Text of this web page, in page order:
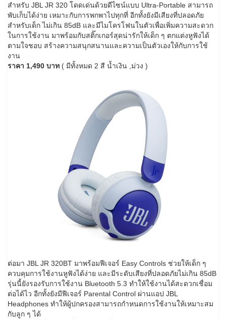
สำหรับ JBL JR 320 โดดเด่นด้วยดีไซน์แบบ Ultra-Portable สามารถ
พับเก็บได้ง่าย เหมาะกับการพกพาไปทุกที่ อีกทั้งยังมีเสียงที่ปลอดภัย
สำหรับเด็ก ไม่เกิน 85dB และมีไมโครโฟนในตัวเพื่อเพิ่มความสะดวก
ในการใช้งาน มาพร้อมกับสติ๊กเกอร์สุดน่ารักให้เด็ก ๆ ตกแต่งหูฟังได้
ตามใจชอบ สร้างความสนุกสนานและความเป็นตัวเองให้กับการใช้
งาน
ราคา 1,490 บาท ( มีทั้งหมด 2 สี น้ำเงิน ,ม่วง )
ต่อมา JBL JR 320BT มาพร้อมฟีเจอร์ Easy Controls ช่วยให้เด็ก ๆ
ควบคุมการใช้งานหูฟังได้ง่าย และมีระดับเสียงที่ปลอดภัยไม่เกิน 85dB
รุ่นนี้ยังรองรับการใช้งาน Bluetooth 5.3 ทำให้ใช้งานได้สะดวกเชื่อม
ต่อได้ไว อีกทั้งยังมีฟีเจอร์ Parental Control ผ่านแอป JBL
Headphones ทำให้ผู้ปกครองสามารถกำหนดการใช้งานให้เหมาะสม
กับลูก ๆ ได้